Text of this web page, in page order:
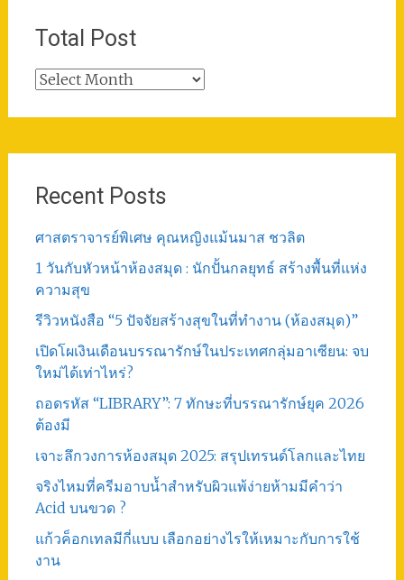
Total Post
Total
Recent Posts
ศาสตราจารย์พิเศษ คุณหญิงแม้นมาส ชวลิต
1 วันกับหัวหน้าห้องสมุด : นักปั้นกลยุทธ์ สร้างพื้นที่แห่ง
ความสุข
รีวิวหนังสือ “5 ปัจจัยสร้างสุขในที่ทำงาน (ห้องสมุด)”
เปิดโผเงินเดือนบรรณารักษ์ในประเทศกลุ่มอาเซียน: จบ
ใหม่ได้เท่าไหร่?
ถอดรหัส “LIBRARY”: 7 ทักษะที่บรรณารักษ์ยุค 2026
ต้องมี
เจาะลึกวงการห้องสมุด 2025: สรุปเทรนด์โลกและไทย
จริงไหมที่ครีมอาบน้ำสำหรับผิวแพ้ง่ายห้ามมีคำว่า
Acid บนขวด ?
แก้วค็อกเทลมีกี่แบบ เลือกอย่างไรให้เหมาะกับการใช้
งาน